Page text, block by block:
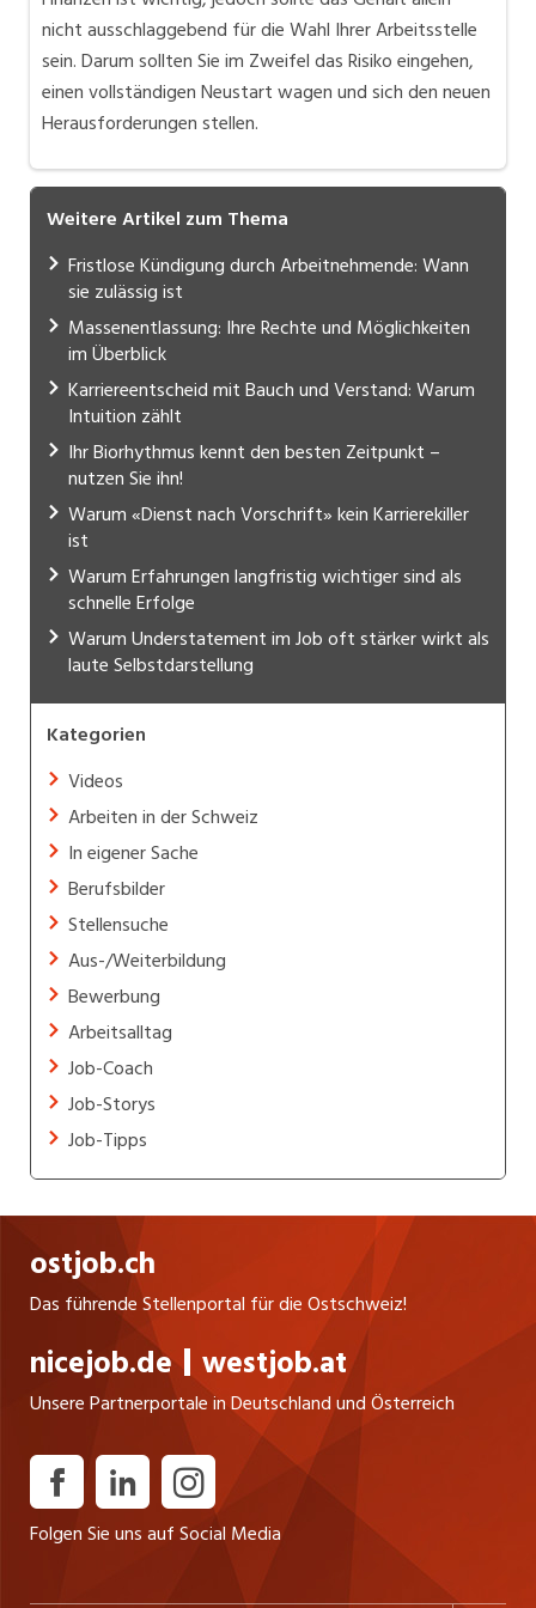
nicht ausschlaggebend für die Wahl Ihrer Arbeitsstelle
sein. Darum sollten Sie im Zweifel das Risiko eingehen,
einen vollständigen Neustart wagen und sich den neuen
Herausforderungen stellen.
Weitere Artikel zum Thema
Fristlose Kündigung durch Arbeitnehmende: Wann
sie zulässig ist
Massenentlassung: Ihre Rechte und Möglichkeiten
im Überblick
Karriereentscheid mit Bauch und Verstand: Warum
Intuition zählt
Ihr Biorhythmus kennt den besten Zeitpunkt –
nutzen Sie ihn!
Warum «Dienst nach Vorschrift» kein Karrierekiller
ist
Warum Erfahrungen langfristig wichtiger sind als
schnelle Erfolge
Warum Understatement im Job oft stärker wirkt als
laute Selbstdarstellung
Kategorien
Videos
Arbeiten in der Schweiz
In eigener Sache
Berufsbilder
Stellensuche
Aus-/Weiterbildung
Bewerbung
Arbeitsalltag
Job-Coach
Job-Storys
Job-Tipps
ostjob.ch
Das führende Stellenportal für die Ostschweiz!
nicejob.de westjob.at
Unsere Partnerportale in Deutschland und Österreich
Folgen Sie uns auf Social Media